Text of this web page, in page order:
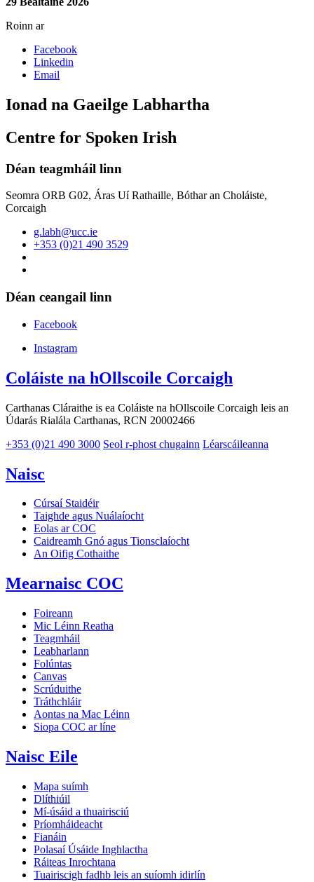
Roinn ar
Facebook
Linkedin
Email
Ionad na Gaeilge Labhartha
Centre for Spoken Irish
Déan teagmháil linn
Seomra ORB G02, Áras Uí Rathaille, Bóthar an Choláiste,
Corcaigh
g.labh@ucc.ie
+353 (0)21 490 3529
Déan ceangail linn
Facebook
Instagram
Coláiste na hOllscoile Corcaigh
Carthanas Cláraithe is ea Coláiste na hOllscoile Corcaigh leis an
Údarás Rialála Carthanas, RCN 20002466
+353 (0)21 490 3000 Seol r-phost chugainn Léarscáileanna
Naisc
Cúrsaí Staidéir
Taighde agus Nuálaíocht
Eolas ar COC
Caidreamh Gnó agus Tionsclaíocht
An Oifig Cothaithe
Mearnaisc COC
Foireann
Mic Léinn Reatha
Teagmháil
Leabharlann
Folúntas
Canvas
Scrúduithe
Tráthchláir
Aontas na Mac Léinn
Siopa COC ar líne
Naisc Eile
Mapa suímh
Dlíthiúil
Mí-úsáid a thuairisciú
Príomháideacht
Fianáin
Polasaí Úsáide Inghlactha
Ráiteas Inrochtana
Tuairiscigh fadhb leis an suíomh idirlín